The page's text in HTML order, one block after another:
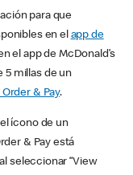
para que
en el app de
el app de McDonald’s
5 millas de un
& Pay.
ícono de un
& Pay está
seleccionar “View